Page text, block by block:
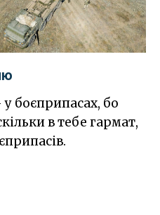
боєприпасах, бо
в тебе гармат,